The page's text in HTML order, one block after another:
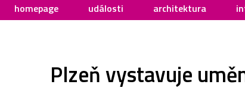
homepage události architektura
Plzeň vystavuje